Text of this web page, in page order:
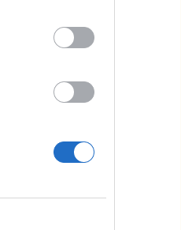
Επιλογές των
ΣΥΝΕΝΤΕΥΞΗ
«Η ασφάλεια δεν